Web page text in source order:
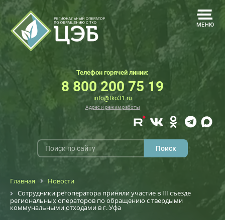
МЕНЮ
Телефон горячей линии:
8 800 200 75 19
info@tko31.ru
Адрес и режим работы
Главная
Новости
Сотрудники регоператора приняли участие в III съезде
региональных операторов по обращению с твердыми
коммунальными отходами в г. Уфа